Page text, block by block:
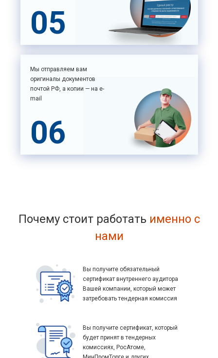
05
Мы отправляем вам
оригиналы документов
почтой РФ, а копии — на e-
mail
06
Почему стоит работать именно с
нами
Вы получите обязательный
сертификат внутреннего аудитора
Вашей компании, который может
затребовать тендерная комиссия
Вы получите сертификат, который
будет принят в тендерных
комиссиях, РосАтоме,